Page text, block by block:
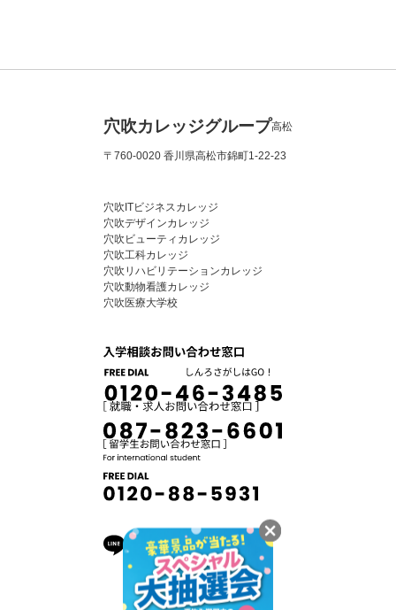
穴吹カレッジグループ高松
〒760-0020 香川県高松市錦町1-22-23
穴吹ITビジネスカレッジ
穴吹デザインカレッジ
穴吹ビューティカレッジ
穴吹工科カレッジ
穴吹リハビリテーションカレッジ
穴吹動物看護カレッジ
穴吹医療大学校